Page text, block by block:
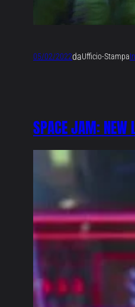
05/02/2022daUfficio-Stampa
SPACE JAM: NEW